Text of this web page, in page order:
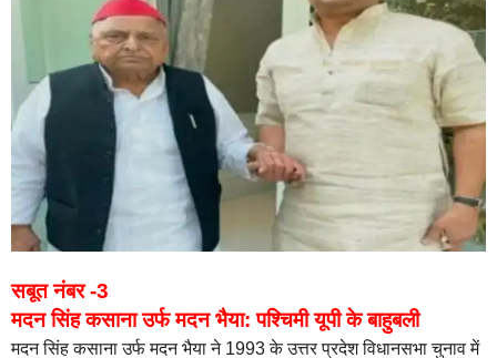
सबूत नंबर -3
मदन सिंह कसाना उर्फ मदन भैया: पश्चिमी यूपी के बाहुबली
मदन सिंह कसाना उर्फ मदन भैया ने 1993 के उत्तर प्रदेश विधानसभा चुनाव में